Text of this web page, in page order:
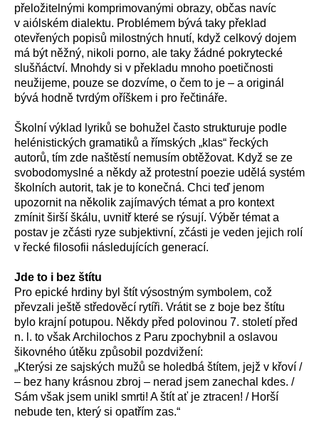
přeložitelnými komprimovanými obrazy, občas navíc
v aiólském dialektu. Problémem bývá taky překlad
otevřených popisů milostných hnutí, když celkový dojem
má být něžný, nikoli porno, ale taky žádné pokrytecké
slušňáctví. Mnohdy si v překladu mnoho poetičnosti
neužijeme, pouze se dozvíme, o čem to je – a originál
bývá hodně tvrdým oříškem i pro řečtináře.
Školní výklad lyriků se bohužel často strukturuje podle
helénistických gramatiků a římských „klas“ řeckých
autorů, tím zde naštěstí nemusím obtěžovat. Když se ze
svobodomyslné a někdy až protestní poezie udělá systém
školních autorit, tak je to konečná. Chci teď jenom
upozornit na několik zajímavých témat a pro kontext
zmínit širší škálu, uvnitř které se rýsují. Výběr témat a
postav je zčásti ryze subjektivní, zčásti je veden jejich rolí
v řecké filosofii následujících generací.
Jde to i bez štítu
Pro epické hrdiny byl štít výsostným symbolem, což
převzali ještě středověcí rytíři. Vrátit se z boje bez štítu
bylo krajní potupou. Někdy před polovinou 7. století před
n. l. to však Archilochos z Paru zpochybnil a oslavou
šikovného útěku způsobil pozdvižení:
„Kterýsi ze sajských mužů se holedbá štítem, jejž v křoví /
– bez hany krásnou zbroj – nerad jsem zanechal kdes. /
Sám však jsem unikl smrti! A štít ať je ztracen! / Horší
nebude ten, který si opatřím zas.“